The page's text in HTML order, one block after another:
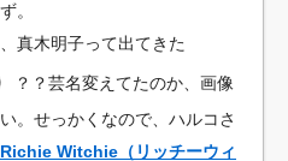
。
真木明子って出てきた
？？芸名変えてたのか、画像
。せっかくなので、ハルコさ
Richie Witchie（リッチーウィ